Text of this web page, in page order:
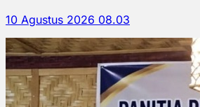
10 Agustus 2026 08.03